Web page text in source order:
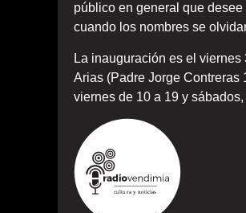
público en general que
cuando los nombres se
La inauguración es el
Arias (Padre Jorge Contreras
viernes de 10 a 19 y